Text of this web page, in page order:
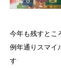
今年も残すとこ
例年通りスマイ
す